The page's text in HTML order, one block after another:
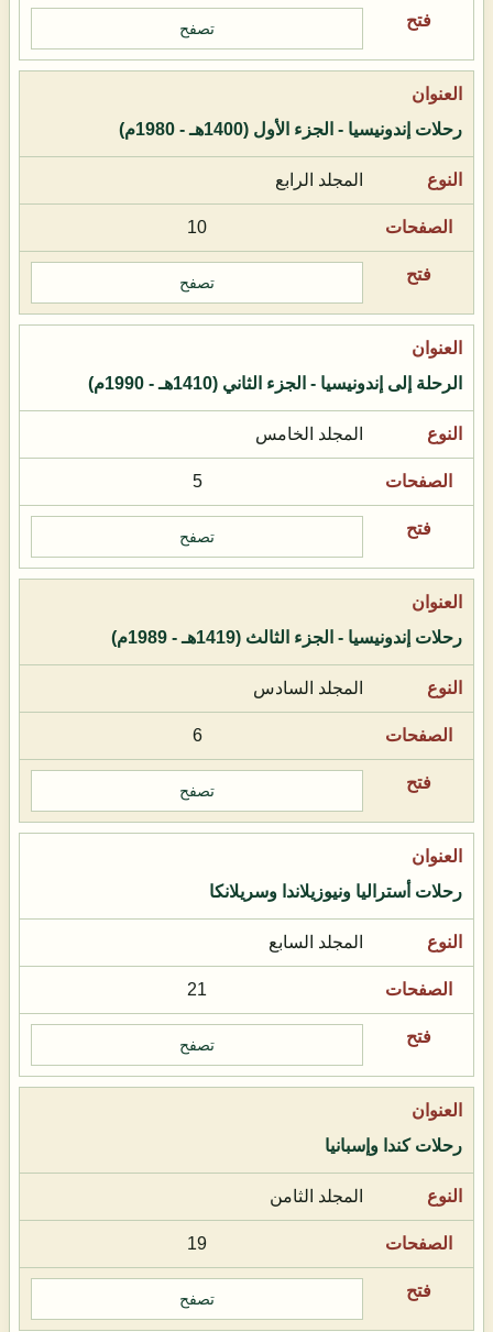
تصفح
رحلات إندونيسيا - الجزء الأول (1400هـ - 1980م)
المجلد الرابع
10
تصفح
الرحلة إلى إندونيسيا - الجزء الثاني (1410هـ - 1990م)
المجلد الخامس
5
تصفح
رحلات إندونيسيا - الجزء الثالث (1419هـ - 1989م)
المجلد السادس
6
تصفح
رحلات أستراليا ونيوزيلاندا وسريلانكا
المجلد السابع
21
تصفح
رحلات كندا وإسبانيا
المجلد الثامن
19
تصفح